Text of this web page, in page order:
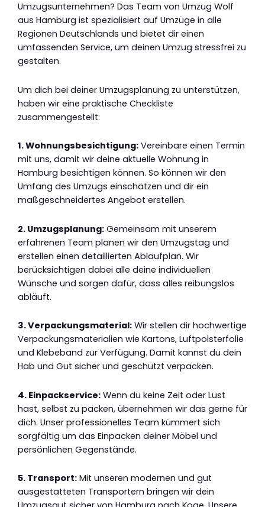
Umzugsunternehmen? Das Team von Umzug Wolf
aus Hamburg ist spezialisiert auf Umzüge in alle
Regionen Deutschlands und bietet dir einen
umfassenden Service, um deinen Umzug stressfrei zu
gestalten.
Um dich bei deiner Umzugsplanung zu unterstützen,
haben wir eine praktische Checkliste
zusammengestellt:
1. Wohnungsbesichtigung: Vereinbare einen Termin
mit uns, damit wir deine aktuelle Wohnung in
Hamburg besichtigen können. So können wir den
Umfang des Umzugs einschätzen und dir ein
maßgeschneidertes Angebot erstellen.
2. Umzugsplanung: Gemeinsam mit unserem
erfahrenen Team planen wir den Umzugstag und
erstellen einen detaillierten Ablaufplan. Wir
berücksichtigen dabei alle deine individuellen
Wünsche und sorgen dafür, dass alles reibungslos
abläuft.
3. Verpackungsmaterial: Wir stellen dir hochwertige
Verpackungsmaterialien wie Kartons, Luftpolsterfolie
und Klebeband zur Verfügung. Damit kannst du dein
Hab und Gut sicher und geschützt verpacken.
4. Einpackservice: Wenn du keine Zeit oder Lust
hast, selbst zu packen, übernehmen wir das gerne für
dich. Unser professionelles Team kümmert sich
sorgfältig um das Einpacken deiner Möbel und
persönlichen Gegenstände.
5. Transport: Mit unseren modernen und gut
ausgestatteten Transportern bringen wir dein